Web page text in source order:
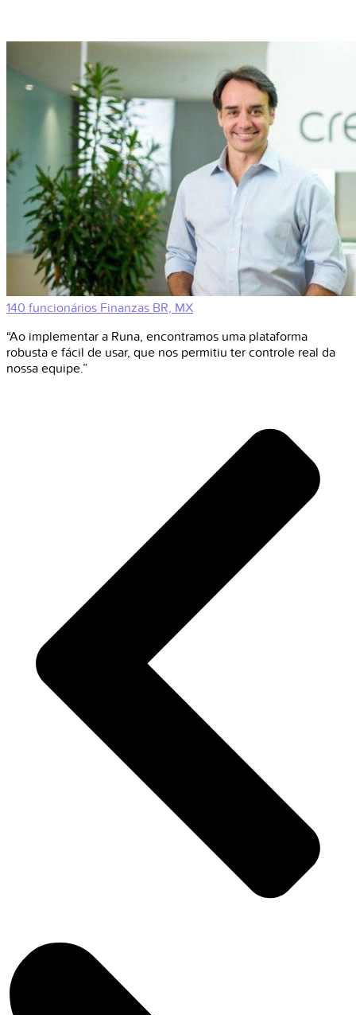
140 funcionários Finanzas BR, MX
“Ao implementar a Runa, encontramos uma plataforma
robusta e fácil de usar, que nos permitiu ter controle real da
nossa equipe.”